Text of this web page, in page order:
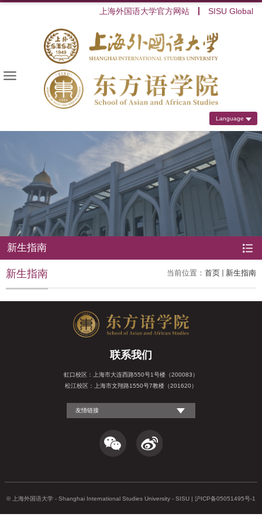
上海外国语大学官方网站 SISU Global
Language
新生指南
当前位置： 首页 新生指南
新生指南
联系我们
虹口校区：上海市大连西路550号1号楼（200083）
松江校区：上海市文翔路1550号7教楼（201620）
友情链接
© 上海外国语大学 - Shanghai International Studies University - SISU | 沪ICP备05051495号-1